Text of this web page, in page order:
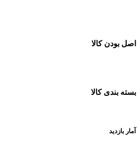
اصل بودن کالا
بسته بندی کالا
آمار بازدید